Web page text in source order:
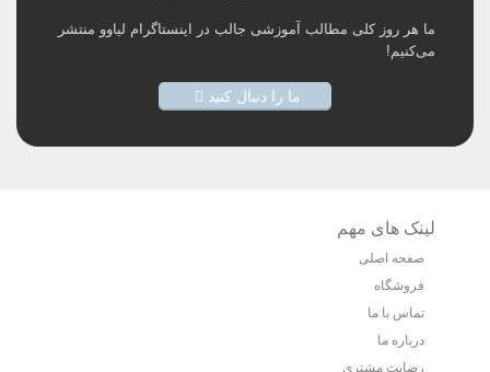
ما هر روز کلی مطالب آموزشی جالب در اینستاگرام لیاوو منتشر
می‌کنیم!
ما را دنبال کنید
لینک های مهم
صفحه اصلی
فروشگاه
تماس با ما
درباره ما
رضایت مشتری